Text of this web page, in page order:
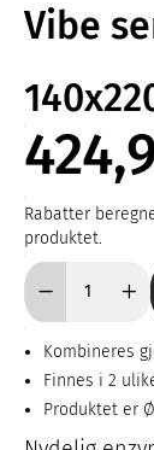
Vibe
Rabatter
produktet.
Kombineres
Finnes i 2
Produktet er